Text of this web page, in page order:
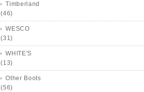
Timberland
(46)
WESCO
(31)
WHITE'S
(13)
Other Boots
(56)